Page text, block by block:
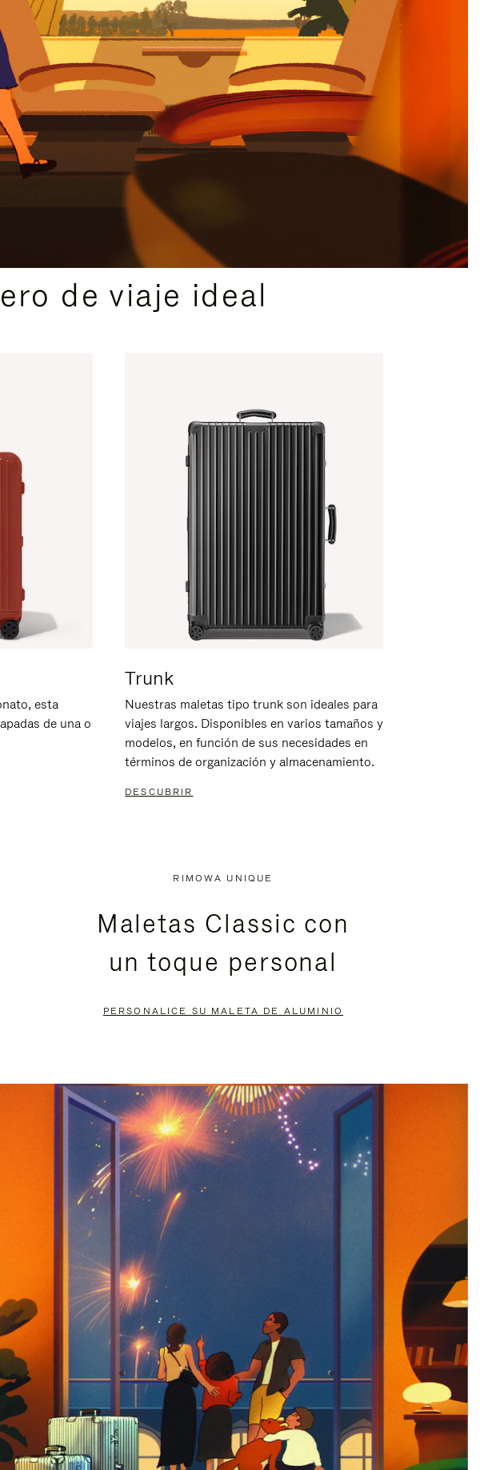
de viaje ideal
esta
de una o
Trunk
Nuestras maletas tipo trunk son ideales para
viajes largos. Disponibles en varios tamaños y
modelos, en función de sus necesidades en
términos de organización y almacenamiento.
DESCUBRIR
RIMOWA UNIQUE
Maletas Classic con
un toque personal
PERSONALICE SU MALETA DE ALUMINIO